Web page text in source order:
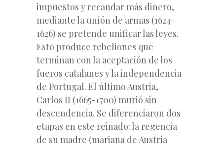
impuestos y recaudar más dinero,
mediante la uníón de armas (1624-
1626) se pretende unificar las leyes.
Esto produce rebeliones que
terminan con la aceptación de los
fueros catalanes y la independencia
de Portugal. El último Austria,
Carlos II (1665-1700) murió sin
descendencia. Se diferenciaron dos
etapas en este reinado: la regencia
de su madre (mariana de Austria